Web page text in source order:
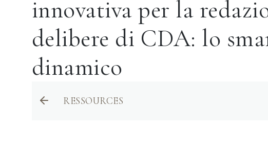
innovativa per la
delibere di CDA: lo
dinamico
RESSOURCES